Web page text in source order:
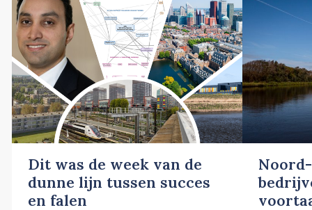
Dit was de week van de
dunne lijn tussen succes
en falen